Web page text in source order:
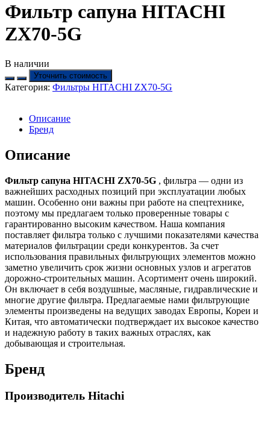
Фильтр сапуна HITACHI
ZX70-5G
В наличии
Уточнить стоимость
Категория: Фильтры HITACHI ZX70-5G
Описание
Бренд
Описание
Фильтр сапуна HITACHI ZX70-5G , фильтра — одни из
важнейших расходных позиций при эксплуатации любых
машин. Особенно они важны при работе на спецтехнике,
поэтому мы предлагаем только проверенные товары с
гарантированно высоким качеством. Наша компания
поставляет фильтра только с лучшими показателями качества
материалов фильтрации среди конкурентов. За счет
использования правильных фильтрующих элементов можно
заметно увеличить срок жизни основных узлов и агрегатов
дорожно-строительных машин. Асортимент очень широкий.
Он включает в себя воздушные, масляные, гидравлические и
многие другие фильтра. Предлагаемые нами фильтрующие
элементы произведены на ведущих заводах Европы, Кореи и
Китая, что автоматически подтверждает их высокое качество
и надежную работу в таких важных отраслях, как
добывающая и строительная.
Бренд
Производитель Hitachi